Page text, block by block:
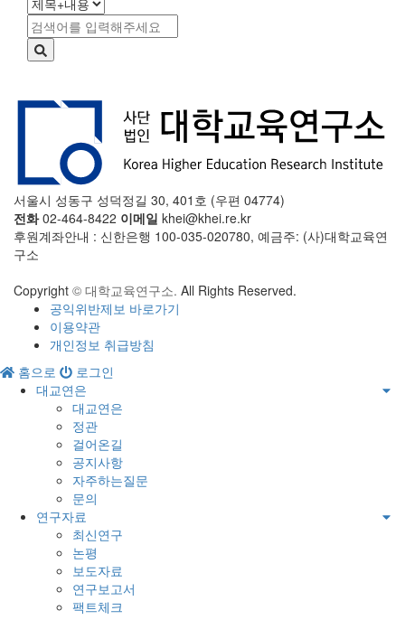
서울시 성동구 성덕정길 30, 401호 (우편 04774)
전화02-464-8422 이메일 khei@khei.re.kr
후원계좌안내 : 신한은행 100-035-020780, 예금주: (사)대학교육연
구소
Copyright © 대학교육연구소. All Rights Reserved.
공익위반제보 바로가기
이용약관
개인정보 취급방침
홈으로
로그인
대교연은
대교연은
정관
걸어온길
공지사항
자주하는질문
문의
연구자료
최신연구
논평
보도자료
연구보고서
팩트체크